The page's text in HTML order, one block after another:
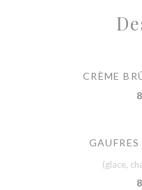
CRÈME
(glace,